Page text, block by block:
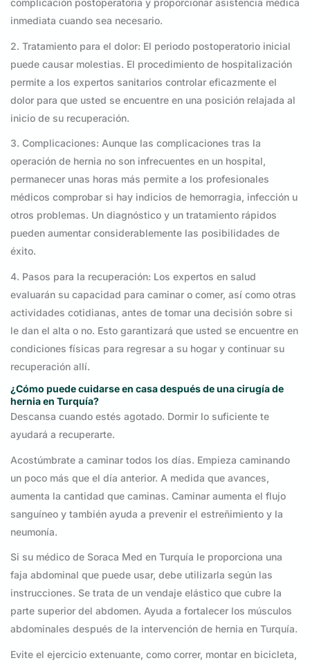
complicación postoperatoria y proporcionar asistencia médica
inmediata cuando sea necesario.
2. Tratamiento para el dolor: El periodo postoperatorio inicial
puede causar molestias. El procedimiento de hospitalización
permite a los expertos sanitarios controlar eficazmente el
dolor para que usted se encuentre en una posición relajada al
inicio de su recuperación.
3. Complicaciones: Aunque las complicaciones tras la
operación de hernia no son infrecuentes en un hospital,
permanecer unas horas más permite a los profesionales
médicos comprobar si hay indicios de hemorragia, infección u
otros problemas. Un diagnóstico y un tratamiento rápidos
pueden aumentar considerablemente las posibilidades de
éxito.
4. Pasos para la recuperación: Los expertos en salud
evaluarán su capacidad para caminar o comer, así como otras
actividades cotidianas, antes de tomar una decisión sobre si
le dan el alta o no. Esto garantizará que usted se encuentre en
condiciones físicas para regresar a su hogar y continuar su
recuperación allí.
¿Cómo puede cuidarse en casa después de una cirugía de
hernia en Turquía?
Descansa cuando estés agotado. Dormir lo suficiente te
ayudará a recuperarte.
Acostúmbrate a caminar todos los días. Empieza caminando
un poco más que el día anterior. A medida que avances,
aumenta la cantidad que caminas. Caminar aumenta el flujo
sanguíneo y también ayuda a prevenir el estreñimiento y la
neumonía.
Si su médico de Soraca Med en Turquía le proporciona una
faja abdominal que puede usar, debe utilizarla según las
instrucciones. Se trata de un vendaje elástico que cubre la
parte superior del abdomen. Ayuda a fortalecer los músculos
abdominales después de la intervención de hernia en Turquía.
Evite el ejercicio extenuante, como correr, montar en bicicleta,